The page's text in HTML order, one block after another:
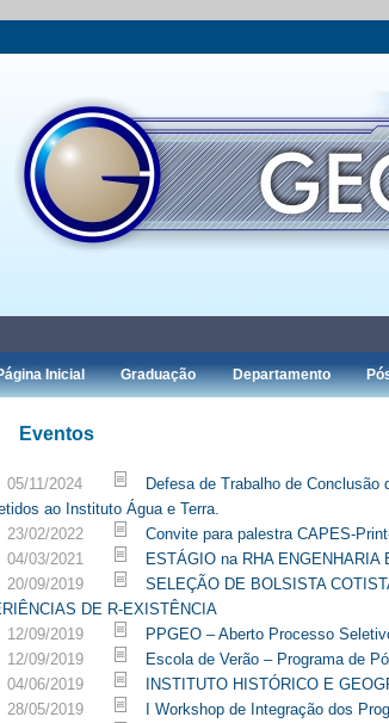
Inicial Graduação Departamento
Eventos
05/11/2024
Defesa de Trabalho de
ao Instituto Água e Terra.
23/02/2022
Convite para palestra CAPES-
04/03/2021
ESTÁGIO na RHA ENGENHARIA
20/09/2019
SELEÇÃO DE BOLSISTA
DE R-EXISTÊNCIA
12/09/2019
PPGEO – Aberto Processo
12/09/2019
Escola de Verão – Programa de
04/06/2019
INSTITUTO HISTÓRICO E
28/05/2019
I Workshop de Integração dos